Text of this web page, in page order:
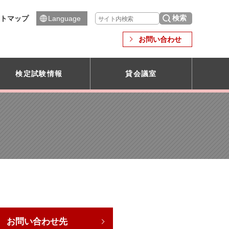
マップ Language
お問い合わせ
検定試験情報 貸会議室
お問い合わせ先